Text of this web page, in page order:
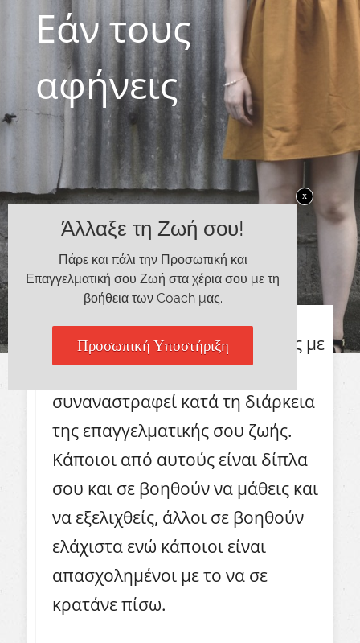
Εάν τους
αφήνεις
Σκέψου όλους τους ανθρώπους με
τους οποίους έχεις
συναναστραφεί κατά τη διάρκεια
της επαγγελματικής σου ζωής.
Κάποιοι από αυτούς είναι δίπλα
σου και σε βοηθούν να μάθεις και
να εξελιχθείς, άλλοι σε βοηθούν
ελάχιστα ενώ κάποιοι είναι
απασχολημένοι με το να σε
κρατάνε πίσω.
Άλλαξε τη Ζωή σου!
Πάρε και πάλι την Προσωπική και
Επαγγελματική σου Ζωή στα χέρια σου με τη
βοήθεια των Coach μας.
Προσωπική Υποστήριξη
x